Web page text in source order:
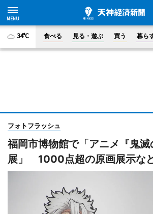
34°C 食べる 見る・遊ぶ 買う 暮ら
フォトフラッシュ
福岡市博物館で「アニメ『鬼滅
展」 1000点超の原画展示な